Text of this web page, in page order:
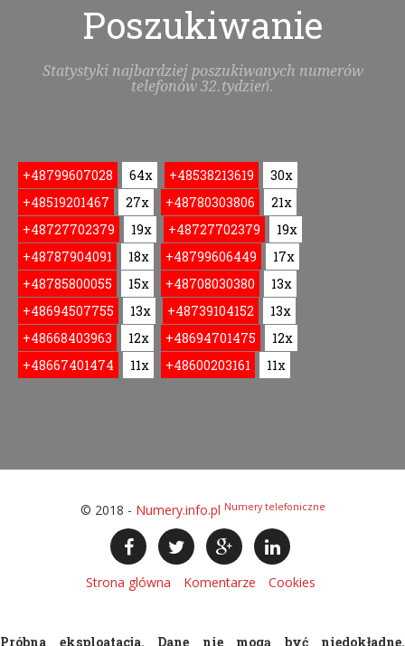
Poszukiwanie
Statystyki najbardziej poszukiwanych numerów
telefonów 32.tydzień.
+48799607028 64x +48538213619
30x
+48519201467
27x +48780303806
21x
+48727702379
19x +48727702379
19x
+48787904091
18x +48799606449
17x
+48785800055
15x +48708030380
13x
+48694507755
13x +48739104152
13x
+48668403963
12x +48694701475
12x
+48667401474
11x +48600203161 11x
© 2018 - Numery.info.pl Numery telefoniczne
Strona glówna Komentarze Cookies
Próbna eksploatacja. Dane nie mogą być niedokładne.